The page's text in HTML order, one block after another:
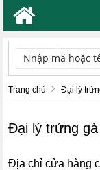
TÌM KIẾM
Trang chủ Đại lý
Đại lý trứng
Địa chỉ cửa hàng